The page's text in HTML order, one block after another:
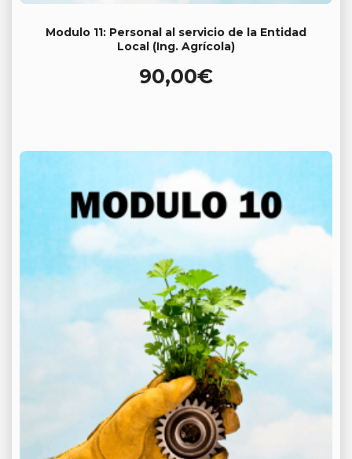
Modulo 11: Personal al servicio de la Entidad
Local (Ing. Agrícola)
90,00€